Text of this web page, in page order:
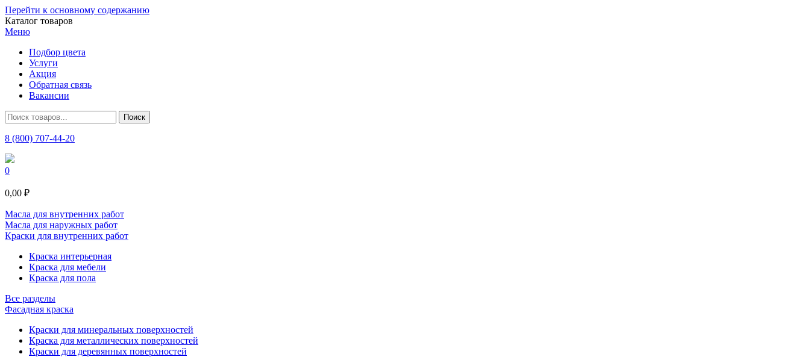
Перейти к основному содержанию
Каталог товаров
Меню
Подбор цвета
Услуги
Акция
Обратная связь
Вакансии
8 (800) 707-44-20
0
0,00 ₽
Масла для внутренних работ
Масла для наружных работ
Краски для внутренних работ
Краска интерьерная
Краска для мебели
Краска для пола
Все разделы
Фасадная краска
Краски для минеральных поверхностей
Краска для металлических поверхностей
Краски для деревянных поверхностей